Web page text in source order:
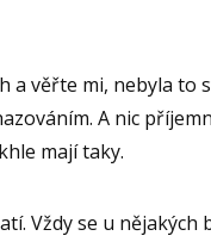
věřte mi, nebyla to
A nic
mají taky.
Vždy se u nějakých